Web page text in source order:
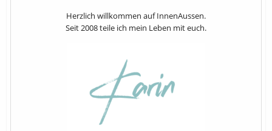
Herzlich willkommen auf InnenAussen.
Seit 2008 teile ich mein Leben mit euch.